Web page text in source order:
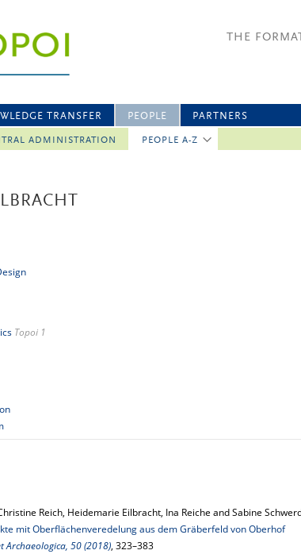
THE
TRANSFER PEOPLE
ADMINISTRATION PEOPLE A-Z
PARTNERS
Topoi 1
Reich, Heidemarie Eilbracht, Ina Reiche and Sabine
mit Oberflächenveredelung aus dem Gräberfeld von Oberhof
Archaeologica, 50 (2018), 323–383